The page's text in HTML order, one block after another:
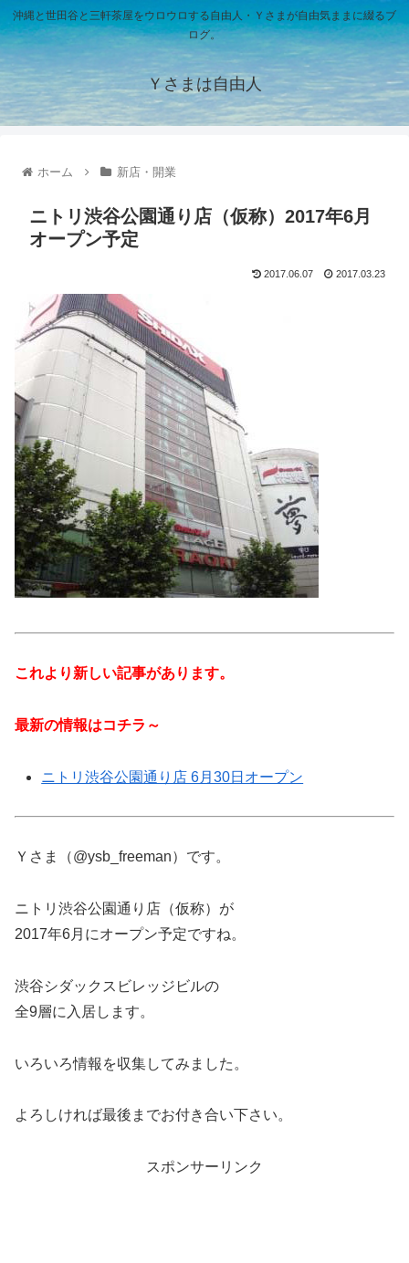
沖縄と世田谷と三軒茶屋をウロウロする自由人・Ｙさまが自由気ままに綴るブ
ログ。
Ｙさまは自由人
ホーム 新店・開業
ニトリ渋谷公園通り店（仮称）2017年6月
オープン予定
2017.06.07 2017.03.23
これより新しい記事があります。
最新の情報はコチラ～
ニトリ渋谷公園通り店 6月30日オープン
Ｙさま（@ysb_freeman）です。
ニトリ渋谷公園通り店（仮称）が
2017年6月にオープン予定ですね。
渋谷シダックスビレッジビルの
全9層に入居します。
いろいろ情報を収集してみました。
よろしければ最後までお付き合い下さい。
スポンサーリンク